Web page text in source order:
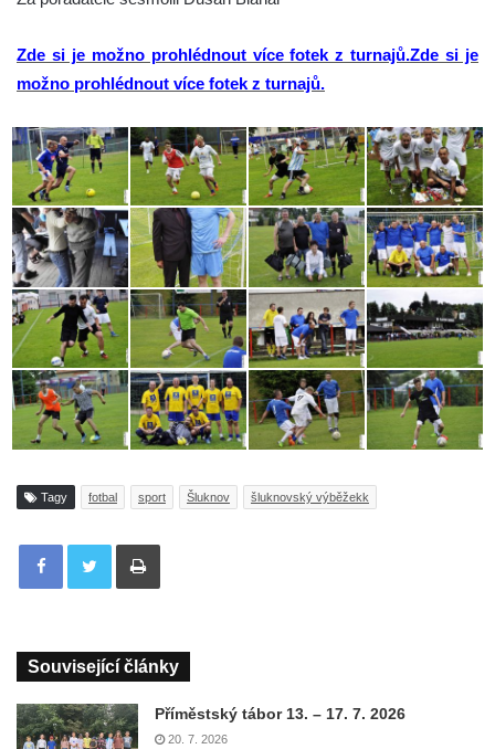
Zde si je možno prohlédnout více fotek z turnajů.Zde si je
možno prohlédnout více fotek z turnajů.
Tagy fotbal sport Šluknov šluknovský výběžekk
Tisknout
Související články
Příměstský tábor 13. – 17. 7. 2026
20. 7. 2026